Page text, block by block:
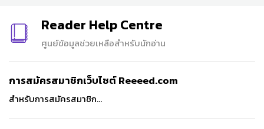
Reader Help Centre
ศูนย์ข้อมูลช่วยเหลือสำหรับนักอ่าน
การสมัครสมาชิกเว็บไซต์ Reeeed.com
สำหรับการสมัครสมาชิก...